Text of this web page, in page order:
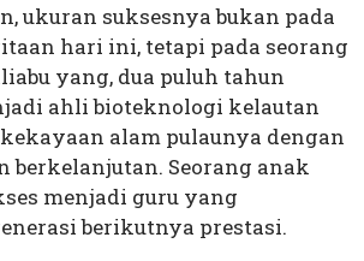
ukuran suksesnya bukan pada
hari ini, tetapi pada seorang
yang, dua puluh tahun
ahli bioteknologi kelautan
alam pulaunya dengan
berkelanjutan. Seorang anak
menjadi guru yang
berikutnya prestasi.